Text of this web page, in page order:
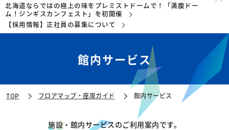
このページの本文を読む
北海道ならではの極上の味をプレミストドームで！「満腹ドー
ム！ジンギスカンフェスト」を初開催
【採用情報】正社員の募集について
館内サービス
TOP フロアマップ・座席ガイド 館内サービス
施設・館内サービスのご利用案内です。